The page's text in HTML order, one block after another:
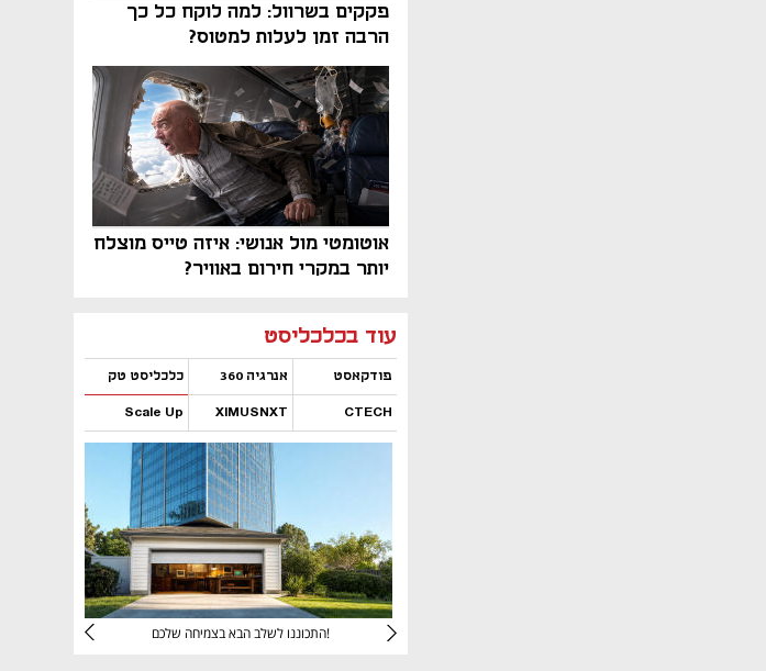
פקקים בשרוול: למה לוקח כל כך
הרבה זמן לעלות למטוס?
אוטומטי מול אנושי: איזה טייס מוצלח
יותר במקרי חירום באוויר?
עוד בכלכליסט
פודקאסט אנרגיה 360 כלכליסט טק
CTECH
XIMUSNXT
Scale Up
נפתח בכרטיסייה חדשה
התכוננו לשלב הבא בצמיחה שלכם!
נפתח בכרטיסייה חדשה